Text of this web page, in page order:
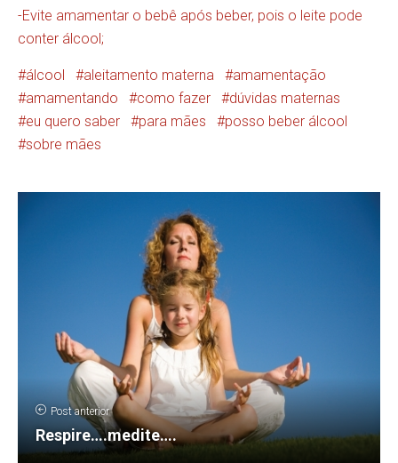
-Evite amamentar o bebê após beber, pois o leite pode
conter álcool;
álcool aleitamento materna
amamentação
amamentando
como fazer
dúvidas maternas
eu quero saber
para mães
posso beber álcool
sobre mães
Post anterior
Respire….medite….